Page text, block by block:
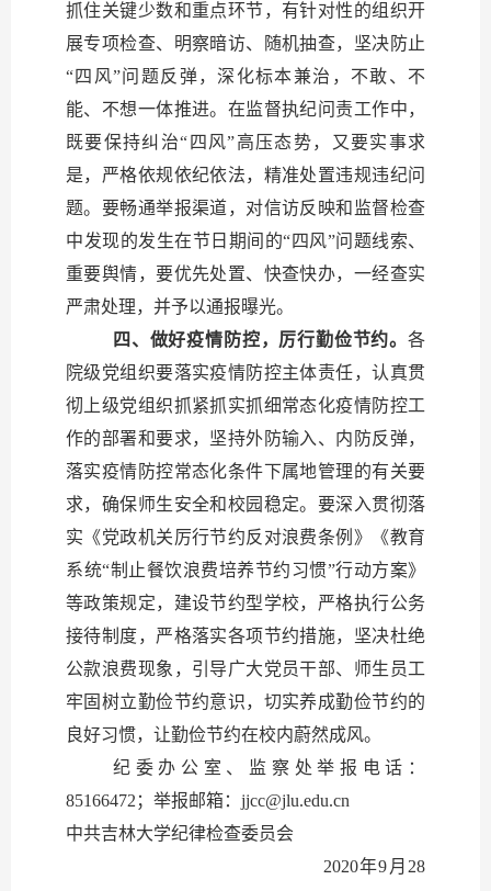
抓住关键少数和重点环节，有针对性的组织开
展专项检查、明察暗访、随机抽查，坚决防止
“四风”问题反弹，深化标本兼治，不敢、不
能、不想一体推进。在监督执纪问责工作中，
既要保持纠治“四风”高压态势，又要实事求
是，严格依规依纪依法，精准处置违规违纪问
题。要畅通举报渠道，对信访反映和监督检查
中发现的发生在节日期间的“四风”问题线索、
重要舆情，要优先处置、快查快办，一经查实
严肃处理，并予以通报曝光。
四、做好疫情防控，厉行勤俭节约。 各
院级党组织要落实疫情防控主体责任，认真贯
彻上级党组织抓紧抓实抓细常态化疫情防控工
作的部署和要求，坚持外防输入、内防反弹，
落实疫情防控常态化条件下属地管理的有关要
求，确保师生安全和校园稳定。要深入贯彻落
实《党政机关厉行节约反对浪费条例》《教育
系统“制止餐饮浪费培养节约习惯”行动方案》
等政策规定，建设节约型学校，严格执行公务
接待制度，严格落实各项节约措施，坚决杜绝
公款浪费现象，引导广大党员干部、师生员工
牢固树立勤俭节约意识，切实养成勤俭节约的
良好习惯，让勤俭节约在校内蔚然成风。
纪委办公室、监察处举报电话：
85166472 ；举报邮箱： jjcc@jlu.edu.cn
中共吉林大学纪律检查委员会
2020年9月28